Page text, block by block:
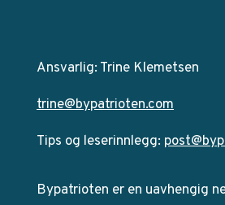
Ansvarlig: Trine Klemetsen
trine@bypatrioten.com
Tips og leserinnlegg:
Bypatrioten er en uavhengig